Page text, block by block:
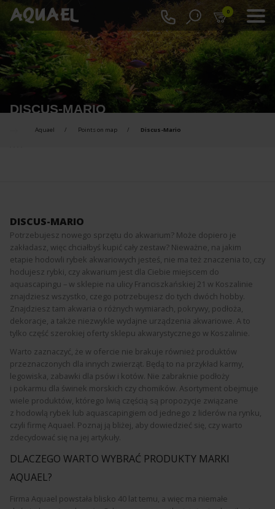
0
DISCUS-MARIO
Aquael Points on map Discus-Mario
DISCUS-MARIO
Potrzebujesz nowego sprzętu do akwarium? Może dopiero je
zakładasz, więc chciałbyś kupić cały zestaw? Nieważne, na jakim
etapie hodowli rybek akwariowych jesteś, nie ma też znaczenia to, czy
hodujesz rybki, czy akwarium jest dla Ciebie miejscem do
aquascapingu – w sklepie na ulicy Franciszkańskiej 21 w Koszalinie
znajdziesz wszystko, czego potrzebujesz do tych dwóch hobby.
Znajdziesz tam akwaria o różnych wymiarach, pokrywy, podłoża,
dekoracje, a także niezwykle wydajne urządzenia akwariowe. A to
tylko część szerokiej oferty sklepu akwarystycznego w Koszalinie.
Warto zaznaczyć, że w ofercie nie brakuje również produktów
przeznaczonych dla innych zwierząt. Będą to na przykład karmy,
legowiska, zabawki dla psów i kotów. Nie zabraknie podłoży
i pokarmu dla świnek morskich czy chomików. Asortyment obejmuje
wiele produktów, którego lwią częścią są propozycje związane
z hodowlą rybek lub aquascapingiem od jednego z liderów na rynku,
czyli firmę Aquael. Poznaj ją bliżej, aby dowiedzieć się, czy warto
zdecydować się na jej artykuły.
DLACZEGO WARTO WYBRAĆ PRODUKTY MARKI
AQUAEL?
Firma Aquael powstała blisko 40 lat temu, a więc ma niemałe